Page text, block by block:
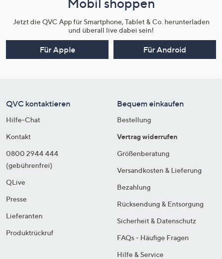
Mobil shoppen
Jetzt die QVC App für Smartphone, Tablet & Co. herunterladen
und überall live dabei sein!
Für Apple Für Android
QVC kontaktieren
Hilfe-Chat
Kontakt
0800 2944 444
(gebührenfrei)
QLive
Presse
Lieferanten
Produktrückruf
Bequem einkaufen
Bestellung
Vertrag widerrufen
Größenberatung
Versandkosten & Lieferung
Bezahlung
Rücksendung & Entsorgung
Sicherheit & Datenschutz
FAQs - Häufige Fragen
Hilfe & Service